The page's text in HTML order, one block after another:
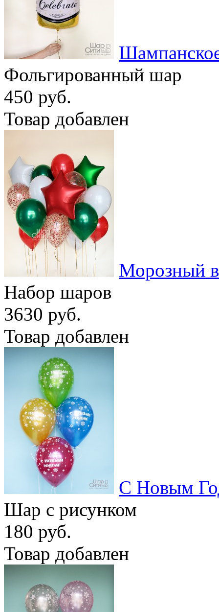
Фольгированный шар
450 руб.
Товар добавлен
Морозный
Набор шаров
3630 руб.
Товар добавлен
С Новым
Шар с рисунком
180 руб.
Товар добавлен